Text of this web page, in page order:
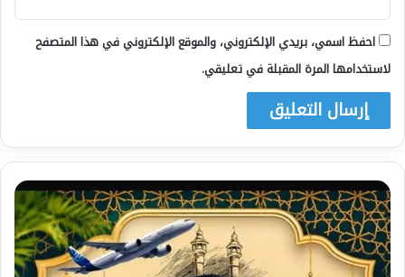
احفظ اسمي، بريدي الإلكتروني، والموقع الإلكتروني في هذا المتصفح
لاستخدامها المرة المقبلة في تعليقي.